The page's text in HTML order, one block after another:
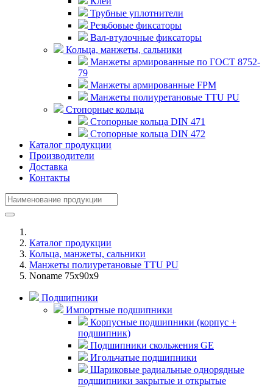
Трубные уплотнители
Резьбовые фиксаторы
Вал-втулочные фиксаторы
Кольца, манжеты, сальники
Манжеты армированные по ГОСТ 8752-
79
Манжеты армированные FPM
Манжеты полиуретановые TTU PU
Стопорные кольца
Стопорные кольца DIN 471
Стопорные кольца DIN 472
Каталог продукции
Производители
Доставка
Контакты
Каталог продукции
Кольца, манжеты, сальники
Манжеты полиуретановые TTU PU
Noname 75x90x9
Подшипники
Импортные подшипники
Корпусные подшипники (корпус +
подшипник)
Подшипники скольжения GE
Игольчатые подшипники
Шариковые радиальные однорядные
подшипники закрытые и открытые